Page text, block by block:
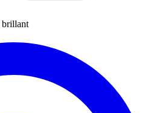
brillant